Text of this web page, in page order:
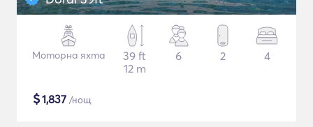
Моторна яхта
39 ft
12 m
6 2 4
$1,837 /нощ